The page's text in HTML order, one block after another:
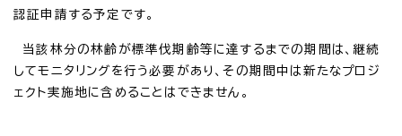
認証申請する予定です。
当該林分の林齢が標準伐期齢等に達するまでの期間は、継続
してモニタリングを行う必要があり、その期間中は新たなプロジ
ェクト実施地に含めることはできません。